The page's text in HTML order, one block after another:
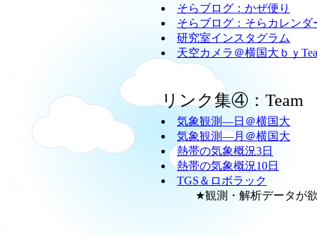
そらブログ：かぜ便り
そらブログ：そらカレンダ
研究室インスタグラム
天空カメラ＠横国大ｂｙ
リンク集④：
気象観測―日＠横国大
気象観測―月＠横国大
熱帯の気象概況3日
熱帯の気象概況10日
TGS＆ロボラック
★観測・解析データが欲し